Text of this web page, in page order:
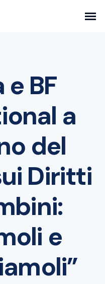
e BF
a
del
Diritti
e